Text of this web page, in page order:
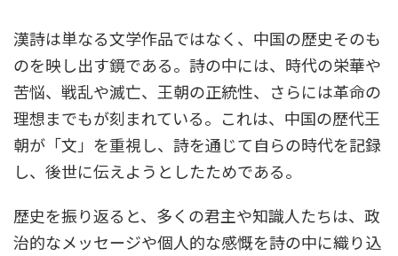
漢詩は単なる文学作品ではなく、中国の歴史そのも
のを映し出す鏡である。詩の中には、時代の栄華や
苦悩、戦乱や滅亡、王朝の正統性、さらには革命の
理想までもが刻まれている。これは、中国の歴代王
朝が「文」を重視し、詩を通じて自らの時代を記録
し、後世に伝えようとしたためである。
歴史を振り返ると、多くの君主や知識人たちは、政
治的なメッセージや個人的な感慨を詩の中に織り込